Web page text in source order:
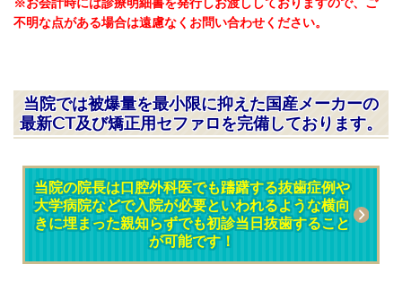
不明な点がある場合は遠慮なくお問い合わせください。
当院では被爆量を最小限に抑えた国産メーカーの
最新CT及び矯正用セファロを完備しております。
当院の院長は口腔外科医でも躊躇する抜歯症例や
大学病院などで入院が必要といわれるような横向
きに埋まった親知らずでも初診当日抜歯すること
が可能です！